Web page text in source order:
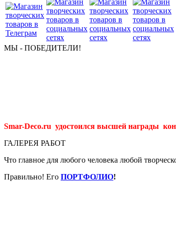
МЫ - ПОБЕДИТЕЛИ!
Smar-Deco.ru удостоился высшей награды
ГАЛЕРЕЯ РАБОТ
Что главное для любого человека любой
Правильно! Его ПОРТФОЛИО!